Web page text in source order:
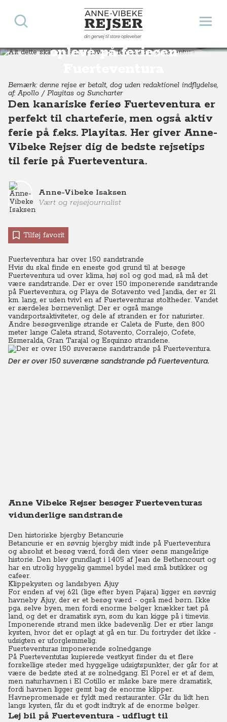
Anne-Vibeke Rejser
din genvej til store oplevelser
Åbn
Søg
Alt dette skal du skal
opleve på ferieøen
Destinationer Europa Spanien Alt dette skal du skal opleve på ferieøen Fuerteventura
Bemærk: denne rejse er betalt, dog uden redaktionel indflydelse,
af: Apollo / Playitas og Suncharter
Den kanariske ferieø Fuerteventura er
perfekt til charteferie, men også aktiv
ferie på f.eks. Playitas. Her giver Anne-
Vibeke Rejser dig de bedste rejsetips
til ferie på Fuerteventura.
Anne-Vibeke Isaksen
Vært og rejsejournalist
Tilføj favorit
Fuerteventura har over 150 sandstrande
Hvis du skal finde en eneste god grund til at besøge
Fuerteventura ud over klima, høj sol og god mad, så må det
være sandstrande. Der er over 150 imponerende sandstrande
på Fuerteventura, og Playa de Sotavento ved Jandia, der er 21
km. lang, er uden tvivl en af Fuerteventuras stoltheder. Vandet
er særdeles børnevenligt. Der er også mange
vandsportsaktiviteter, og dele af stranden er for naturister.
Andre besøgsvenlige strande er Caleta de Fuste, den 800
meter lange Caleta strand, Sotavento, Corralejo, Cofete,
Esmeralda, Gran Tarajal og Esquinzo strandene.
Der er over 150 suveræne sandstrande på Fuerteventura.
Anne Vibeke Rejser besøger Fuerteventuras
vidunderlige sandstrande
Den historiske bjergby Betancurie
Betancurie er en søvnig bjergby midt inde på Fuerteventura
og absolut et besøg værd, fordi den viser øens mangeårige
historie. Den blev grundlagt i 1405 af Jean de Bethencourt og
har en utrolig hyggelig gammel bydel med små butikker og
cafeer.
Klippekysten og landsbyen Ajuy
For enden af vej 621 (lige efter byen Pajara) ligger en søvnig
havneby Ajuy, der er et besøg værd - også med børn. Ikke
pga. selve byen, men fordi enorme bølger knækker tæt på
land, og det er dramatisk syn, som du kan kigge på i timevis.
Imponerende strand men ikke badevenlig. Der er stier langs
kysten, hvor det er oplagt at gå en tur. Du fortryder det ikke -
udsigten er uforglemmelig.
Fuerteventuras imponerende solnedgange
På Fuerteventutas kupierede vestkyst finder du et flere
forskellige steder med hyggelige udsigtspunkter, der går for at
være de bedste sted at se solnedgang. El Porel er et af dem,
men naturhavnen i El Cotillo er måske bare mere dramatisk,
fordi havnen ligger gemt bag de enorme klipper.
Havnepromenade er fyldt med restauranter. Går du lidt hen
langs kysten, får du et godt indtryk af de enorme bølger.
Lej bil på Fuerteventura - udflugt til